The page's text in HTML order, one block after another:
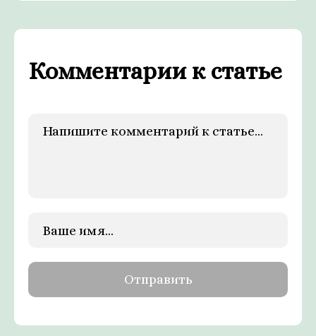
Комментарии к статье